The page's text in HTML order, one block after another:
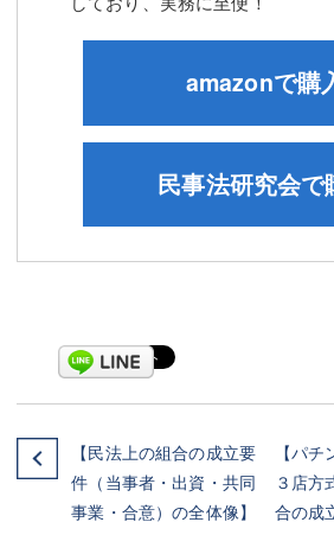
民事法研究会で
amazonで購
【民法上の組合の成立要
件（当事者・出資・共同
事業・合意）の全体像】
【パ
３店方
合の成